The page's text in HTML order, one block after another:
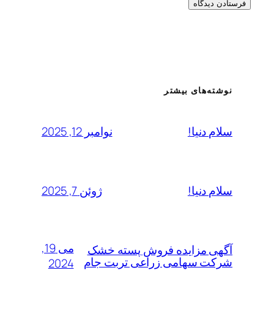
نوشته‌های بیشتر
سلام دنیا! نوامبر 12, 2025
سلام دنیا! ژوئن 7, 2025
آگهی مزایده فروش پسته خشک
شرکت سهامی زراعی تربت جام
می 19,
2024